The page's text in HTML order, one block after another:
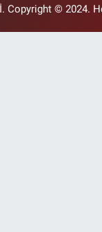
Copyright © 2024.